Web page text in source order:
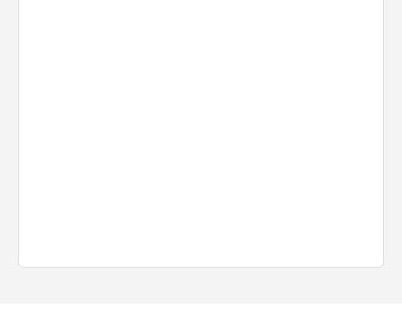
は(3)により終了されるまで有効に存続します。